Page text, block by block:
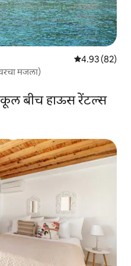
5 पैकी 4.93
4.93 (82)
मजला)
बीच हाऊस रेंटल्स